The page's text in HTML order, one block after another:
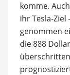
komme.
ihr Tesla-
genommen
die 888